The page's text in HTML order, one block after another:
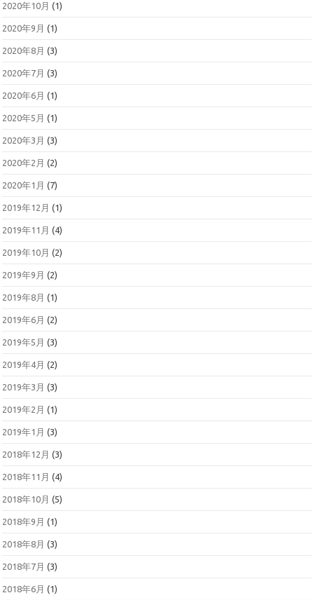
2020年10月 (1)
2020年9月 (1)
2020年8月 (3)
2020年7月 (3)
2020年6月 (1)
2020年5月 (1)
2020年3月 (3)
2020年2月 (2)
2020年1月 (7)
2019年12月 (1)
2019年11月 (4)
2019年10月 (2)
2019年9月 (2)
2019年8月 (1)
2019年6月 (2)
2019年5月 (3)
2019年4月 (2)
2019年3月 (3)
2019年2月 (1)
2019年1月 (3)
2018年12月 (3)
2018年11月 (4)
2018年10月 (5)
2018年9月 (1)
2018年8月 (3)
2018年7月 (3)
2018年6月 (1)